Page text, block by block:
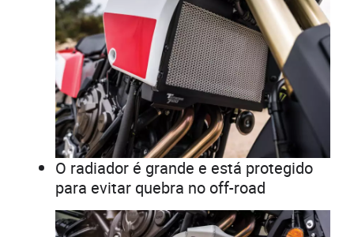
O radiador é grande e está protegido
para evitar quebra no off-road